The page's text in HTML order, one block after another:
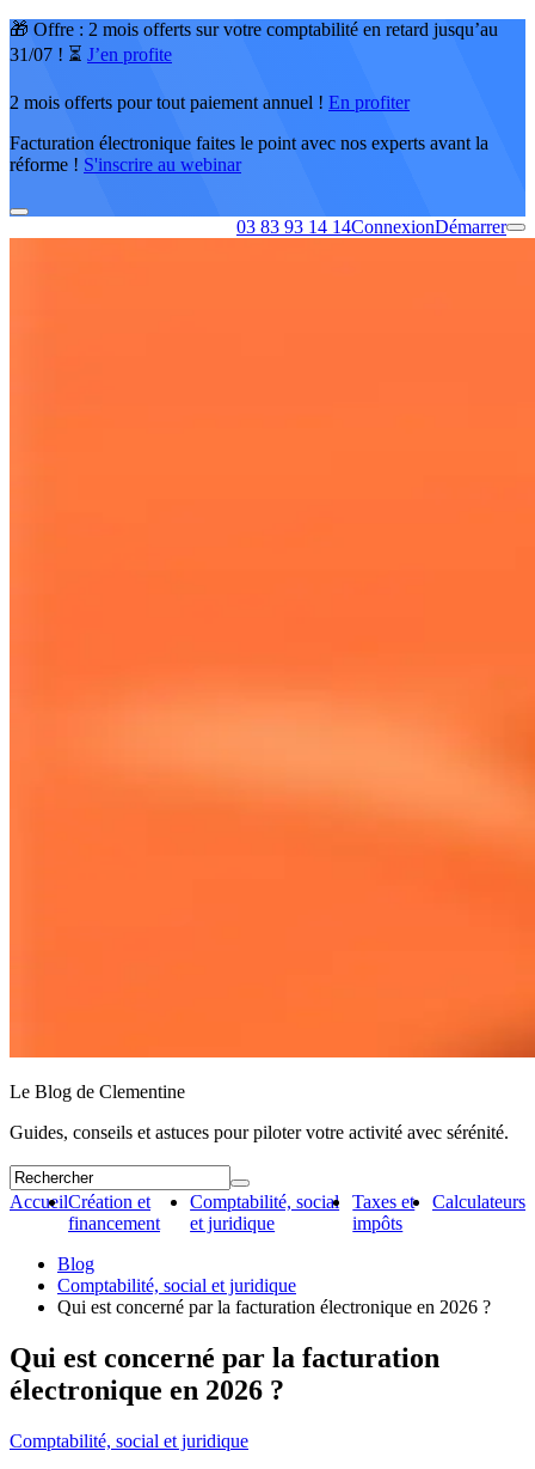
🎁 Offre : 2 mois offerts sur votre comptabilité en retard jusqu’au
31/07 ! ⏳ J’en profite
2 mois offerts pour tout paiement annuel ! En profiter
Facturation électronique faites le point avec nos experts avant la
réforme ! S'inscrire au webinar
03 83 93 14 14ConnexionDémarrer
Le Blog de Clementine
Guides, conseils et astuces pour piloter votre activité avec sérénité.
AccueilCréation et
financement
Comptabilité, social
et juridique
Taxes et
impôts
Calculateurs
Blog
Comptabilité, social et juridique
Qui est concerné par la facturation électronique en 2026 ?
Qui est concerné par la facturation
électronique en 2026 ?
Comptabilité, social et juridique